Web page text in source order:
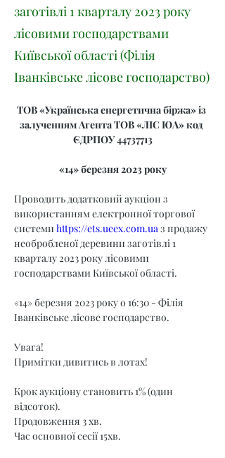
заготівлі 1 кварталу 2023 року
лісовими господарствами
Київської області (Філія
Іванківське лісове господарство)
ТОВ «Українська енергетична біржа» із
залученням Агента ТОВ «ЛІС ЮА» код
ЄДРПОУ 44737713
«14» березня 2023 року
Проводить додатковий аукціон з
використанням електронної торгової
системи https://ets.ueex.com.ua з продажу
необробленої деревини заготівлі 1
кварталу 2023 року лісовими
господарствами Київської області.
«14» березня 2023 року о 16:30 - Філія
Іванківське лісове господарство.
Увага!
Примітки дивитись в лотах!
Крок аукціону становить 1% (один
відсоток).
Продовження 3 хв.
Час основної сесії 15хв.